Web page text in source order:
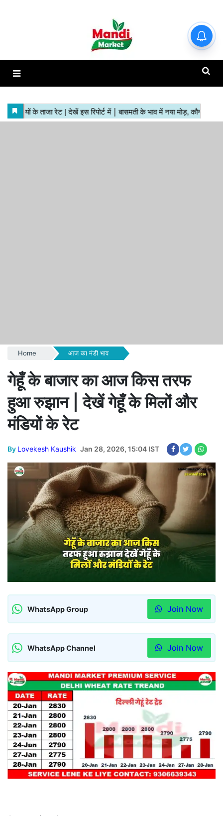
Home आज का मंडी भाव
गेहूँ के बाजार का आज किस तरफ
हुआ रुझान | देखें गेहूँ के मिलों और
मंडियों के रेट
By Lovekesh Kaushik Jan 28, 2026, 15:04 IST
WhatsApp Group Join Now
WhatsApp Channel Join Now